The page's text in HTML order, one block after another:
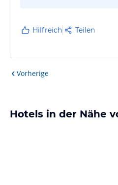
Hilfreich Teilen
Vorherige
Hotels in der Nähe